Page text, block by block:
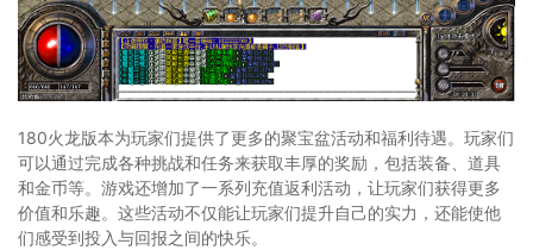
180火龙版本为玩家们提供了更多的聚宝盆活动和福利待遇。玩家们
可以通过完成各种挑战和任务来获取丰厚的奖励，包括装备、道具
和金币等。游戏还增加了一系列充值返利活动，让玩家们获得更多
价值和乐趣。这些活动不仅能让玩家们提升自己的实力，还能使他
们感受到投入与回报之间的快乐。